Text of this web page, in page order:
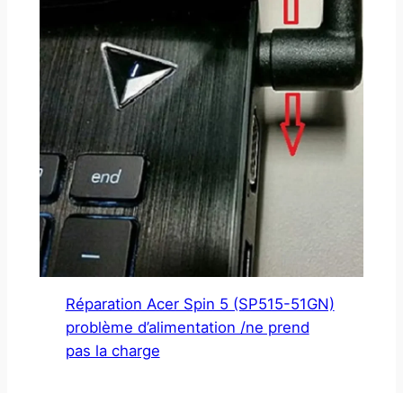
Réparation Acer Spin 5 (SP515-51GN)
problème d’alimentation /ne prend
pas la charge